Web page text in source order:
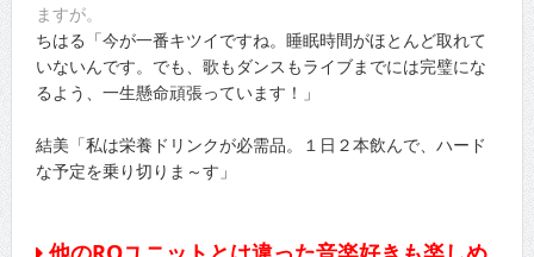
ますが。
ちはる「今が一番キツイですね。睡眠時間がほとんど取れて
いないんです。でも、歌もダンスもライブまでには完璧にな
るよう、一生懸命頑張っています！」
結美「私は栄養ドリンクが必需品。１日２本飲んで、ハード
な予定を乗り切りま～す」